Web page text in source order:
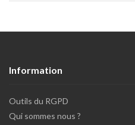
Information
Outils du RGPD
Qui sommes nous ?